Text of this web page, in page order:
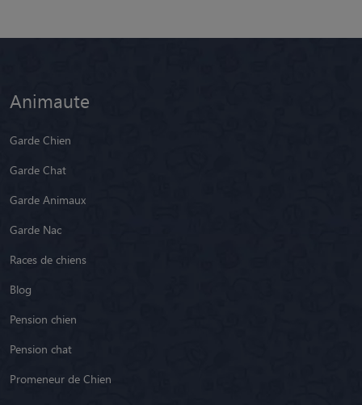
Animaute
Garde Chien
Garde Chat
Garde Animaux
Garde Nac
Races de chiens
Blog
Pension chien
Pension chat
Promeneur de Chien